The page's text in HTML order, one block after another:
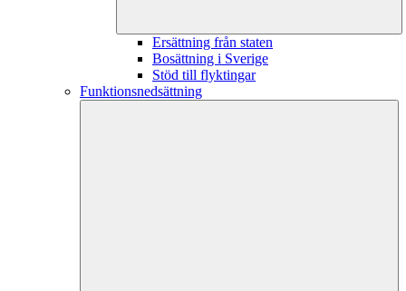
Ersättning från staten
Bosättning i Sverige
Stöd till flyktingar
Funktionsnedsättning